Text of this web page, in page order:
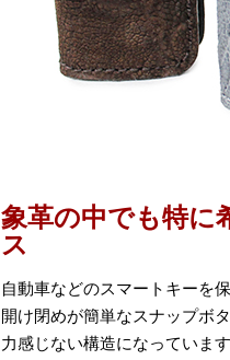
象革の中でも特に
ス
自動車などのスマートキーを
開け閉めが簡単なスナップボ
力感じない構造になっています